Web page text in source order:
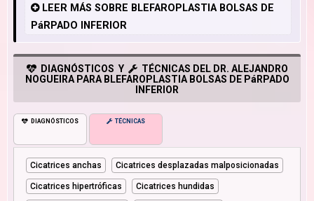
LEER MÁS SOBRE BLEFAROPLASTIA BOLSAS DE
PáRPADO INFERIOR
DIAGNÓSTICOS Y
TÉCNICAS DEL DR. ALEJANDRO
NOGUEIRA PARA BLEFAROPLASTIA BOLSAS DE PáRPADO
INFERIOR
DIAGNÓSTICOS TÉCNICAS
Cicatrices anchas Cicatrices desplazadas malposicionadas
Cicatrices hipertróficas Cicatrices hundidas